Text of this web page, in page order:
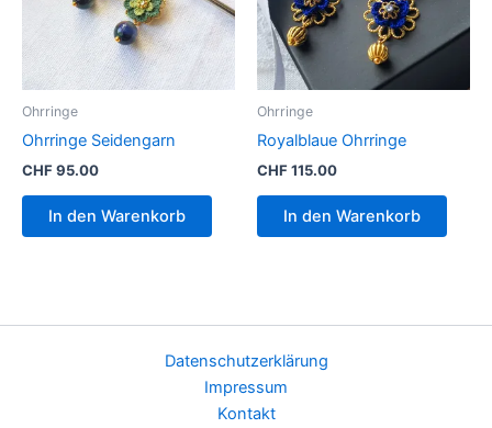
Ohrringe
Ohrringe Seidengarn
CHF95.00
In den Warenkorb
Ohrringe
Royalblaue Ohrringe
CHF115.00
In den Warenkorb
Datenschutzerklärung
Impressum
Kontakt